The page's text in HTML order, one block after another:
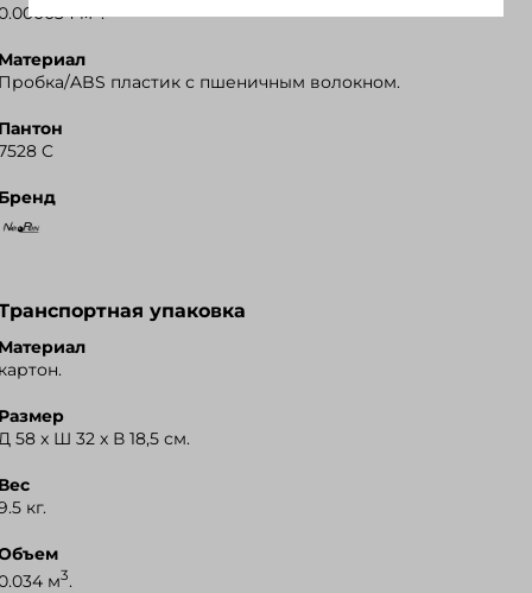
м .
ABS пластик с пшеничным волокном.
C
упаковка
58 x Ш 32 x В 18,5 см.
кг.
м3.